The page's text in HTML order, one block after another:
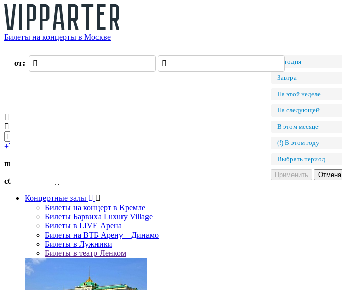
Билеты на концерты в Москве
О нас
Оплата
Доставка
+7 (495) 411-90-82
пн.-пт. с 11:00 до 19:00
сб.-вс. с 11:00 до 17:00
Концертные залы
Билеты на концерт в Кремле
Билеты Барвиха Luxury Village
Билеты в LIVE Арена
Билеты на ВТБ Арену – Динамо
Билеты в Лужники
Билеты в театр Ленком
от: Сегодня
Завтра
На этой неделе
На следующей
В этом месяце
(!) В этом году
Выбрать период ...
Применить Отмена